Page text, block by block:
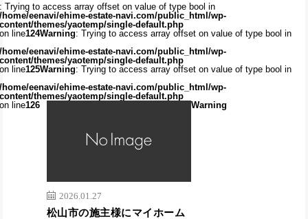
Trying to access array offset on value of type bool in
home/eenavi/ehime-estate-navi.com/public_html/wp-
themes/yaotemp/single-default.php
line124Warning: Trying to access array offset on value of type bool in
home/eenavi/ehime-estate-navi.com/public_html/wp-
themes/yaotemp/single-default.php
line125Warning: Trying to access array offset on value of type bool in
home/eenavi/ehime-estate-navi.com/public_html/wp-
themes/yaotemp/single-default.php
line126
2026.01.27
松山市の施主様にマイホーム
Warning